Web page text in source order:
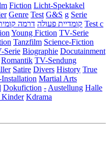
Fiction Licht-Spektakel
Genre Test G&S g Serie
קומדיית פעולה דרמה
Test c
Young Fiction TV-Serie
Tanzfilm Science-Fiction
Serie Biographie Docutainment
Romantik TV-Sendung
Satire Divers History True
Martial Arts
Dokufiction - Austellung Halle
Kinder Kdrama